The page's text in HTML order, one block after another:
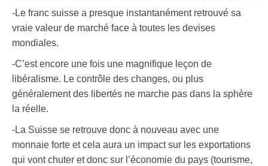
-Le franc suisse a presque instantanément retrouvé sa
vraie valeur de marché face à toutes les devises
mondiales.
-C’est encore une fois une magnifique leçon de
libéralisme. Le contrôle des changes, ou plus
généralement des libertés ne marche pas dans la sphère
la réelle.
-La Suisse se retrouve donc à nouveau avec une
monnaie forte et cela aura un impact sur les exportations
qui vont chuter et donc sur l’économie du pays (tourisme,